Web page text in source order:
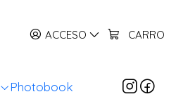
ACCESO CARRO
Photobook